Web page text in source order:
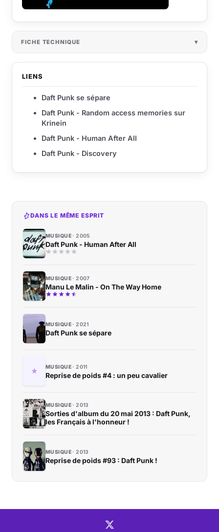
FICHE TECHNIQUE
LIENS
Daft Punk se sépare
Daft Punk - Random access memories sur
Krinein
Daft Punk - Human After All
Daft Punk - Discovery
DANS LE MÊME ESPRIT
MUSIQUE 2005
Daft Punk - Human After All
MUSIQUE 2007
Manu Le Malin - On The Way Home
MUSIQUE 2021
Daft Punk se sépare
MUSIQUE 2011
Reprise de poids #4 : un peu cavalier
MUSIQUE 2013
Sorties d'album du 20 mai 2013 : Daft Punk,
les Français à l'honneur !
MUSIQUE 2013
Reprise de poids #93 : Daft Punk !